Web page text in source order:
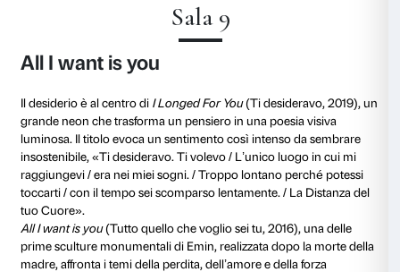
Motivo ricorrente nella sua arte, questo tipo di
pochi precedenti nella storia dell’arte, e sempre in
uomini come Gustave Courbet o Egon Schiele.
questa posa, Emin la sottrae allo sguardo maschile,
una forza espressiva cruda e immediata.
Those who suffer lovenon è solo una riflessione
l’espressione del desiderio da parte delle donne, ma
critica su come la storia dell’arte e la società
limitato la sessualità femminile.
Il disegno, intimo e personale, diventa dichiarazione
trasformando un momento privato in